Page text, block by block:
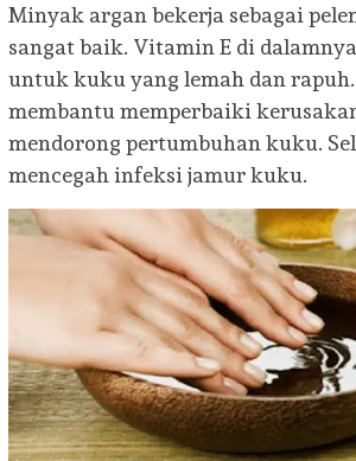
Minyak argan bekerja sebagai
sangat baik. Vitamin E di
untuk kuku yang lemah dan
membantu memperbaiki
mendorong pertumbuhan kuku.
mencegah infeksi jamur kuku.